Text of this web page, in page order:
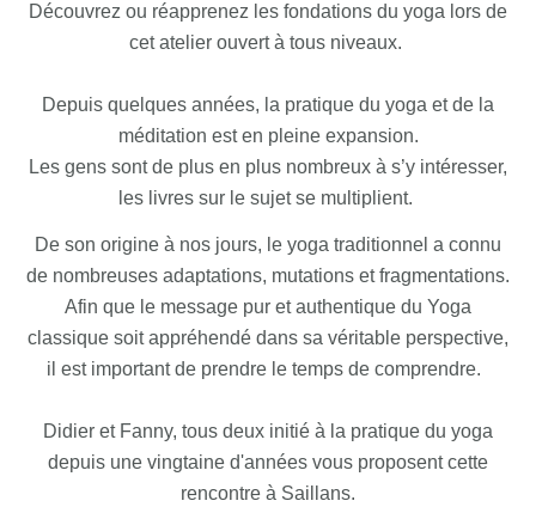
Découvrez ou réapprenez les fondations du yoga lors de
cet atelier ouvert à tous niveaux.
Depuis quelques années, la pratique du yoga et de la
méditation est en pleine expansion.
Les gens sont de plus en plus nombreux à s’y intéresser,
les livres sur le sujet se multiplient.
De son origine à nos jours, le yoga traditionnel a connu
de nombreuses adaptations, mutations et fragmentations.
Afin que le message pur et authentique du Yoga
classique soit appréhendé dans sa véritable perspective,
il est important de prendre le temps de comprendre.
Didier et Fanny, tous deux initié à la pratique du yoga
depuis une vingtaine d'années vous proposent cette
rencontre à Saillans.